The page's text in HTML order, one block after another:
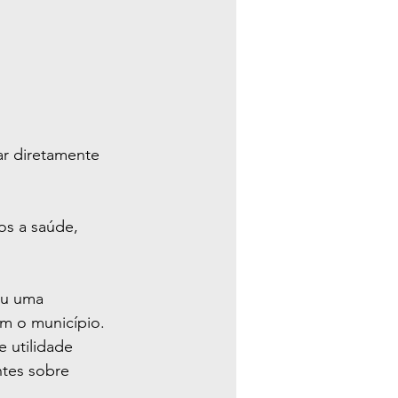
diretamente
a saúde,
uma
o município.
utilidade
sobre